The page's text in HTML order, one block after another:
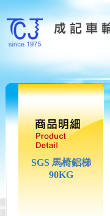
SGS 馬椅鋁梯
90KG